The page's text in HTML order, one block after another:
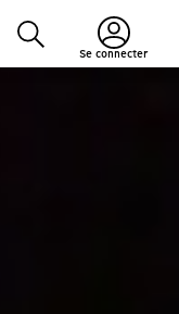
Se connecter